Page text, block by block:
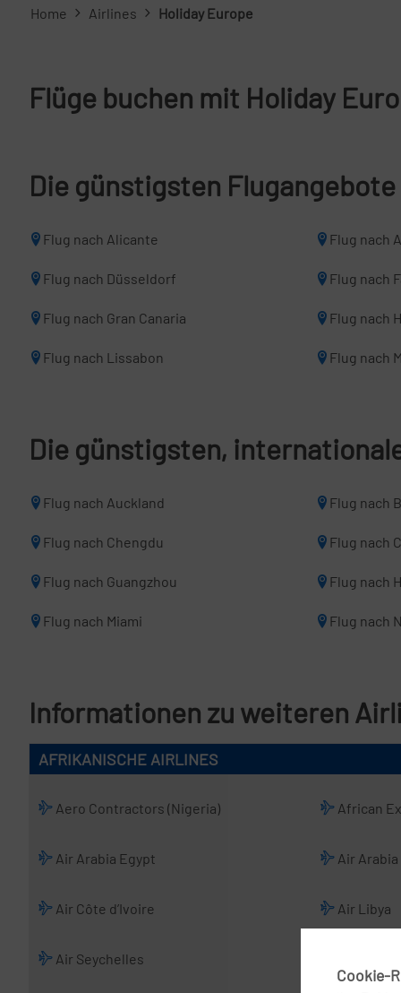
Home Airlines Holiday Europe
Flüge buchen mit Holiday
Die günstigsten
Flug nach Alicante Flug nach
Flug nach Düsseldorf Flug nach
Flug nach Gran Canaria Flug nach
Flug nach Lissabon Flug nach
Die günstigsten,
Flug nach Auckland Flug nach
Flug nach Chengdu Flug nach
Flug nach Guangzhou Flug nach
Flug nach Miami Flug nach
Informationen zu weiteren
AFRIKANISCHE AIRLINES
Aero Contractors (Nigeria) African
Air Arabia Egypt Air Arabia
Air Côte d’Ivoire Air Libya
Air Seychelles
Cookie-